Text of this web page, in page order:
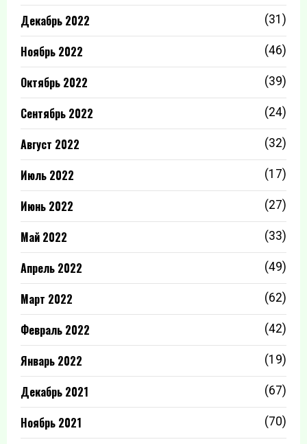
Декабрь 2022 (31)
Ноябрь 2022 (46)
Октябрь 2022 (39)
Сентябрь 2022 (24)
Август 2022 (32)
Июль 2022 (17)
Июнь 2022 (27)
Май 2022 (33)
Апрель 2022 (49)
Март 2022 (62)
Февраль 2022 (42)
Январь 2022 (19)
Декабрь 2021 (67)
Ноябрь 2021 (70)